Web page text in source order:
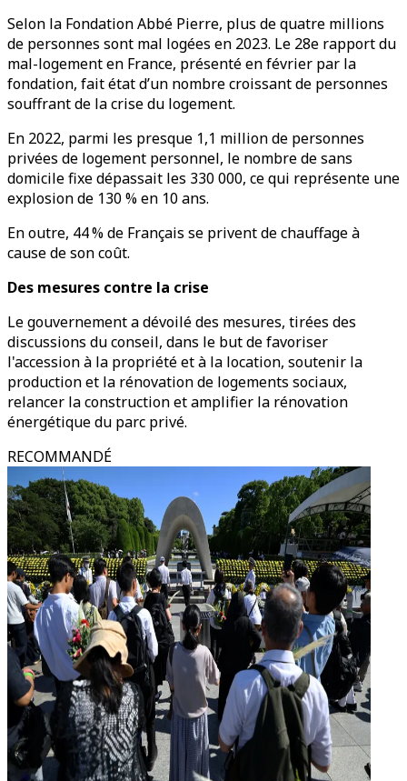
Selon la Fondation Abbé Pierre, plus de quatre millions
de personnes sont mal logées en 2023. Le 28e rapport du
mal-logement en France, présenté en février par la
fondation, fait état d’un nombre croissant de personnes
souffrant de la crise du logement.
En 2022, parmi les presque 1,1 million de personnes
privées de logement personnel, le nombre de sans
domicile fixe dépassait les 330 000, ce qui représente une
explosion de 130 % en 10 ans.
En outre, 44 % de Français se privent de chauffage à
cause de son coût.
Des mesures contre la crise
Le gouvernement a dévoilé des mesures, tirées des
discussions du conseil, dans le but de favoriser
l'accession à la propriété et à la location, soutenir la
production et la rénovation de logements sociaux,
relancer la construction et amplifier la rénovation
énergétique du parc privé.
RECOMMANDÉ